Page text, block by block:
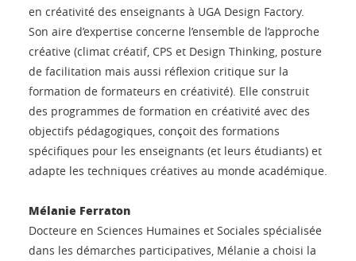
en créativité des enseignants à UGA Design Factory.
Son aire d’expertise concerne l’ensemble de l’approche
créative (climat créatif, CPS et Design Thinking, posture
de facilitation mais aussi réflexion critique sur la
formation de formateurs en créativité). Elle construit
des programmes de formation en créativité avec des
objectifs pédagogiques, conçoit des formations
spécifiques pour les enseignants (et leurs étudiants) et
adapte les techniques créatives au monde académique.
Mélanie Ferraton
Docteure en Sciences Humaines et Sociales spécialisée
dans les démarches participatives, Mélanie a choisi la